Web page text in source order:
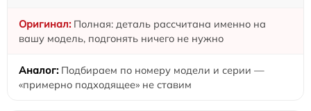
Полная: деталь рассчитана именно на
вашу модель, подгонять ничего не нужно
Подбираем по номеру модели и серии —
«примерно подходящее» не ставим